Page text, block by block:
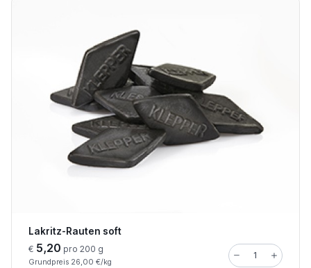
Lakritz-Rauten soft
€ 5,20 pro 200 g
Grundpreis 26,00 €/kg